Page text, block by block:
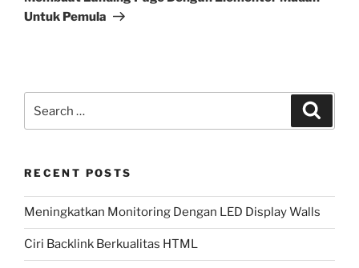
Untuk Pemula
for:
RECENT POSTS
Meningkatkan Monitoring Dengan LED Display Walls
Ciri Backlink Berkualitas HTML